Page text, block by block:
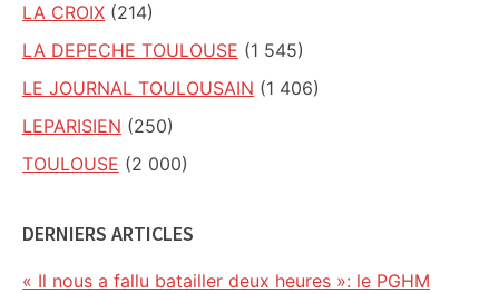
LA CROIX (214)
LA DEPECHE TOULOUSE (1 545)
LE JOURNAL TOULOUSAIN (1 406)
LEPARISIEN (250)
TOULOUSE (2 000)
DERNIERS ARTICLES
« Il nous a fallu batailler deux heures »: le PGHM